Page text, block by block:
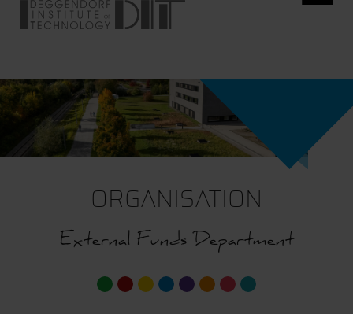
ORGANISATION
External Funds Department